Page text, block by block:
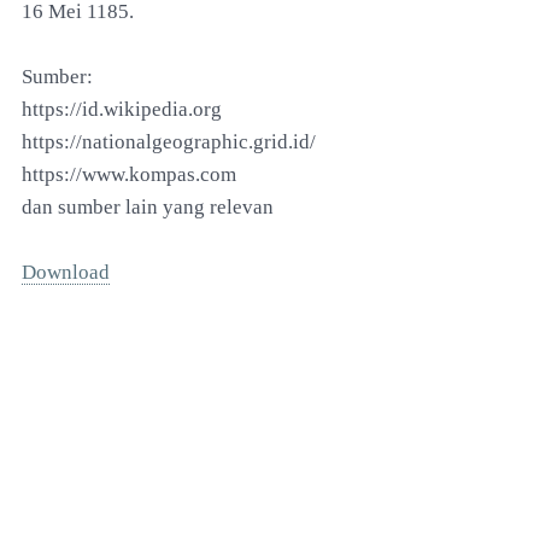
16 Mei 1185.
Sumber:
https://id.wikipedia.org
https://nationalgeographic.grid.id/
https://www.kompas.com
dan sumber lain yang relevan
Download